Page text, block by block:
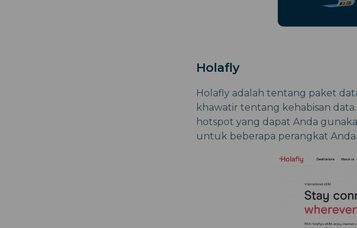
Holafly
Holafly adalah tentang paket
khawatir tentang kehabisan
hotspot yang dapat Anda
untuk beberapa perangkat Anda.